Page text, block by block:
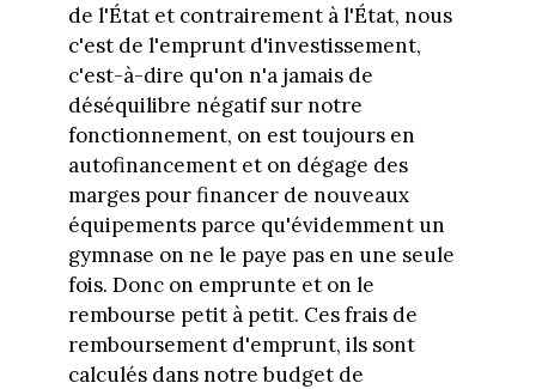
de l'État et contrairement à l'État, nous
c'est de l'emprunt d'investissement,
c'est-à-dire qu'on n'a jamais de
déséquilibre négatif sur notre
fonctionnement, on est toujours en
autofinancement et on dégage des
marges pour financer de nouveaux
équipements parce qu'évidemment un
gymnase on ne le paye pas en une seule
fois. Donc on emprunte et on le
rembourse petit à petit. Ces frais de
remboursement d'emprunt, ils sont
calculés dans notre budget de